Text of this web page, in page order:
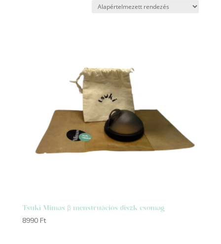
Tsuki Mimas β menstruációs diszk csomag
8990 Ft